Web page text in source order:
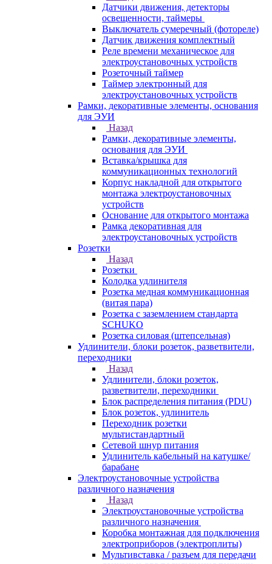
Датчики движения, детекторы
освещенности, таймеры
Выключатель сумеречный (фотореле)
Датчик движения комплектный
Реле времени механическое для
электроустановочных устройств
Розеточный таймер
Таймер электронный для
электроустановочных устройств
Рамки, декоративные элементы, основания
для ЭУИ
Назад
Рамки, декоративные элементы,
основания для ЭУИ
Вставка/крышка для
коммуникационных технологий
Корпус накладной для открытого
монтажа электроустановочных
устройств
Основание для открытого монтажа
Рамка декоративная для
электроустановочных устройств
Розетки
Назад
Розетки
Колодка удлинителя
Розетка медная коммуникационная
(витая пара)
Розетка с заземлением стандарта
SCHUKO
Розетка силовая (штепсельная)
Удлинители, блоки розеток, разветвители,
переходники
Назад
Удлинители, блоки розеток,
разветвители, переходники
Блок распределения питания (PDU)
Блок розеток, удлинитель
Переходник розетки
мультистандартный
Сетевой шнур питания
Удлинитель кабельный на катушке/
барабане
Электроустановочные устройства
различного назначения
Назад
Электроустановочные устройства
различного назначения
Коробка монтажная для подключения
электроприборов (электроплиты)
Мультивставка / разъем для передачи